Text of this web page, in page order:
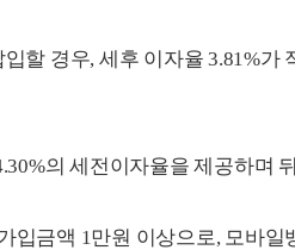
할 경우, 세후 이자율 3.81%가
의 세전이자율을 제공하며
입금액 1만원 이상으로, 모바일